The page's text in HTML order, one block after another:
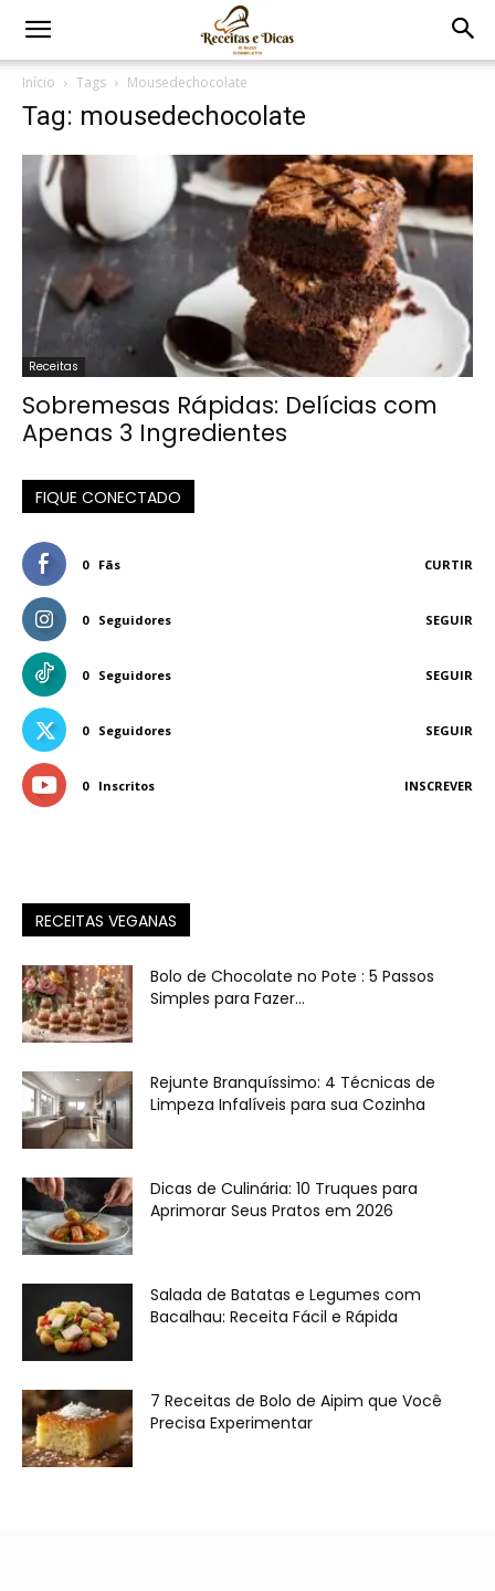
Início Tags Mousedechocolate
Tag: mousedechocolate
Receitas
Sobremesas Rápidas: Delícias com
Apenas 3 Ingredientes
FIQUE CONECTADO
0 Fãs CURTIR
0 Seguidores SEGUIR
0 Seguidores SEGUIR
0 Seguidores SEGUIR
0 Inscritos INSCREVER
RECEITAS VEGANAS
Bolo de Chocolate no Pote : 5 Passos
Simples para Fazer...
Rejunte Branquíssimo: 4 Técnicas de
Limpeza Infalíveis para sua Cozinha
Dicas de Culinária: 10 Truques para
Aprimorar Seus Pratos em 2026
Salada de Batatas e Legumes com
Bacalhau: Receita Fácil e Rápida
7 Receitas de Bolo de Aipim que Você
Precisa Experimentar